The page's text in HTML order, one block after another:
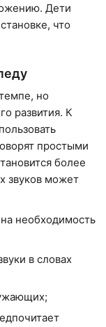
Дети
что
но
развития. К
простыми
более
звуков может
необходимость
в словах